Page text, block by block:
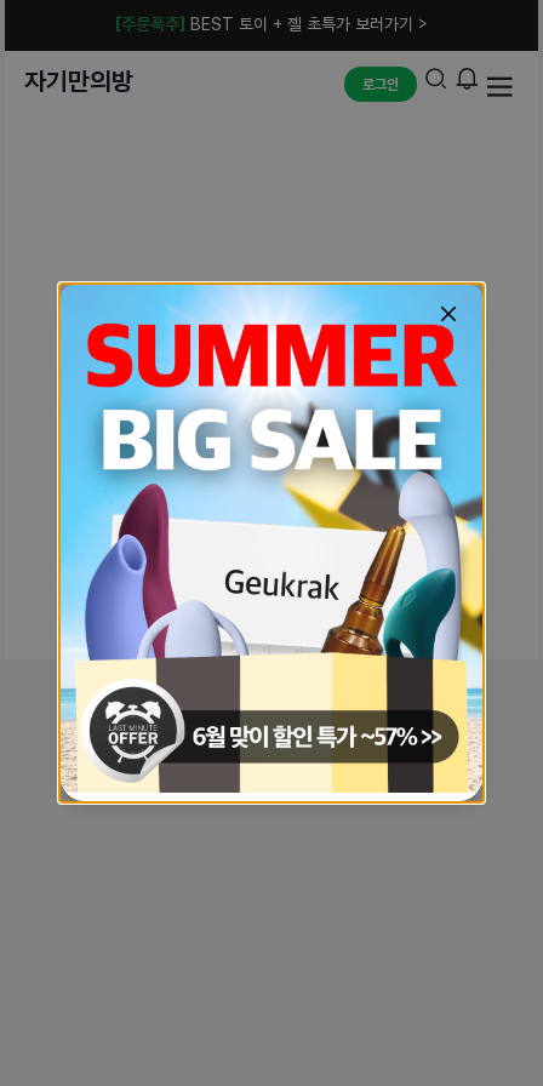
[주문폭주] BEST 토이 + 젤 초특가 보러가기 >
자기만의방 로그인
예상치 못한 에러입니다.